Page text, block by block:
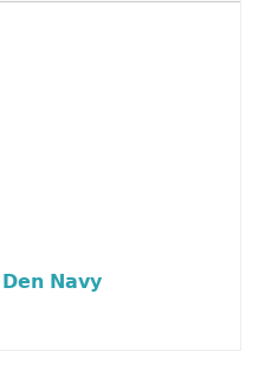
Den Navy